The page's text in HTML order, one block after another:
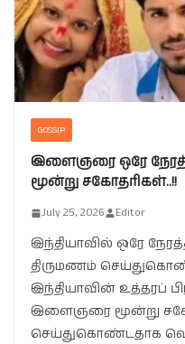
GOSSIP
இளைஞரை ஒரே
மூன்று சகோதரிகள்..!!
July 25, 2026 Editor
இந்தியாவில் ஒரே
திருமணம்
இந்தியாவின் உத்தரப்
இளைஞரை மூன்று
செய்துகொண்டதாக